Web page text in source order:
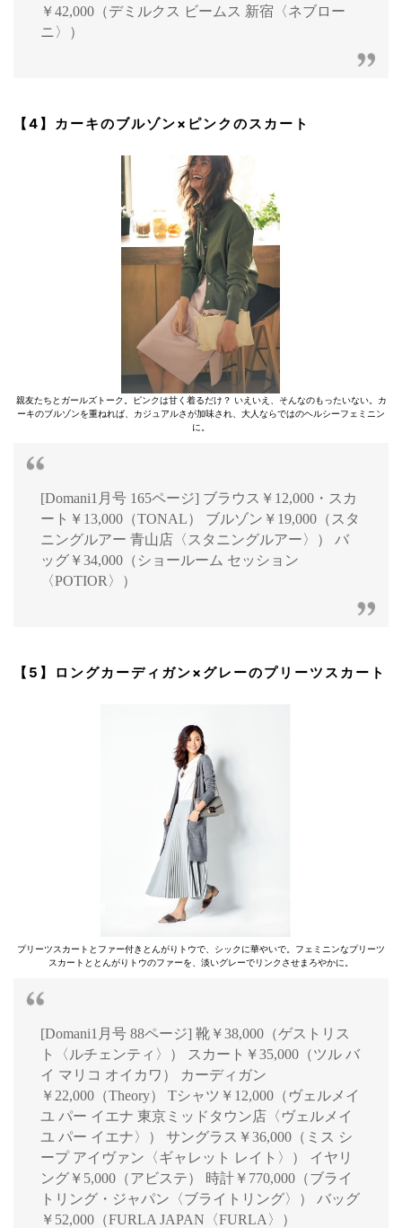
￥42,000（デミルクス ビームス 新宿〈ネブロー
ニ〉）
【4】カーキのブルゾン×ピンクのスカート
親友たちとガールズトーク。ピンクは甘く着るだけ？ いえいえ、そんなのもったいない。カ
ーキのブルゾンを重ねれば、カジュアルさが加味され、大人ならではのヘルシーフェミニン
に。
[Domani1月号 165ページ] ブラウス￥12,000・スカ
ート￥13,000（TONAL） ブルゾン￥19,000（スタ
ニングルアー 青山店〈スタニングルアー〉） バ
ッグ￥34,000（ショールーム セッション
〈POTIOR〉）
【5】ロングカーディガン×グレーのプリーツスカート
プリーツスカートとファー付きとんがりトウで、シックに華やいで。フェミニンなプリーツ
スカートととんがりトウのファーを、淡いグレーでリンクさせまろやかに。
[Domani1月号 88ページ] 靴￥38,000（ゲストリス
ト〈ルチェンティ〉） スカート￥35,000（ツル バ
イ マリコ オイカワ） カーディガン
￥22,000（Theory） Tシャツ￥12,000（ヴェルメイ
ユ パー イエナ 東京ミッドタウン店〈ヴェルメイ
ユ パー イエナ〉） サングラス￥36,000（ミス シ
ープ アイヴァン〈ギャレット レイト〉） イヤリ
ング￥5,000（アビステ） 時計￥770,000（ブライ
トリング・ジャパン〈ブライトリング〉） バッグ
￥52,000（FURLA JAPAN〈FURLA〉）